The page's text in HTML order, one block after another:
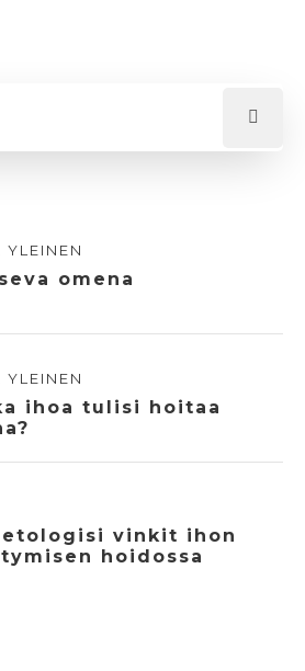
YLEINEN
omena
YLEINEN
ihoa tulisi hoitaa
vinkit ihon
hoidossa